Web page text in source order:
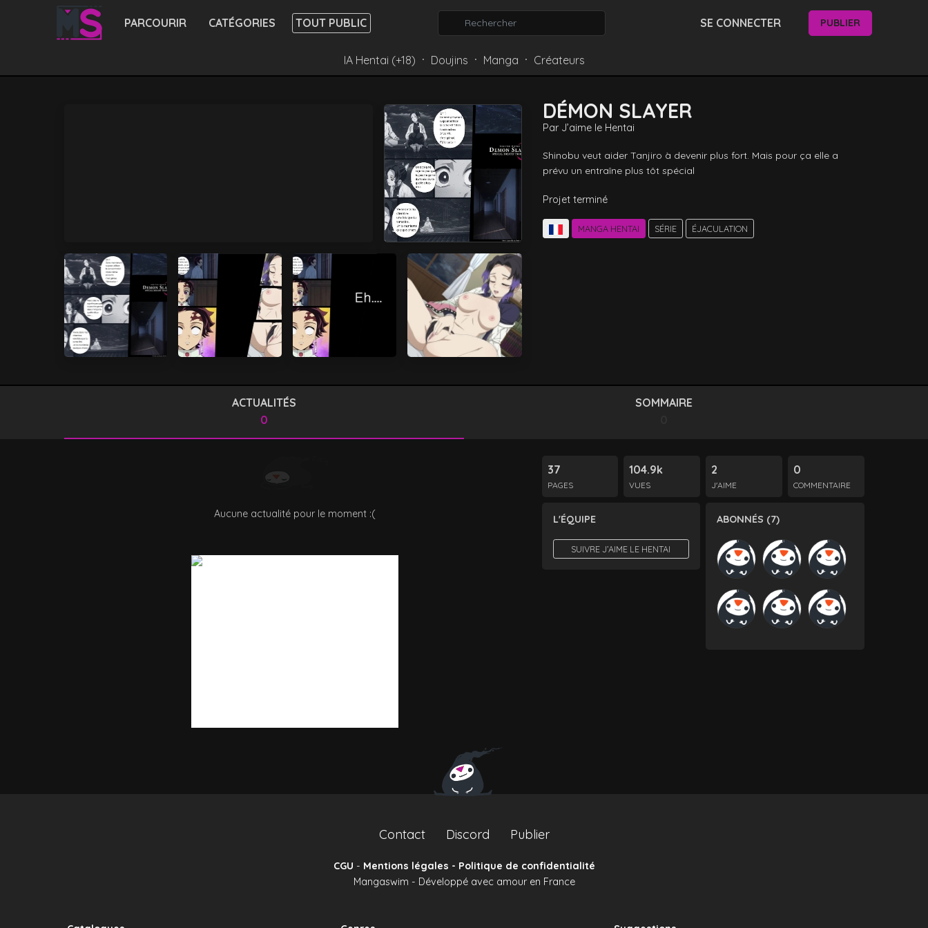
PARCOURIR CATÉGORIES TOUT PUBLIC SE CONNECTER PUBLIER
IA Hentai (+18) ⸱ Doujins ⸱ Manga ⸱ Créateurs
DÉMON SLAYER
Par J’aime le Hentai
Shinobu veut aider Tanjiro à devenir plus fort. Mais pour ça elle a
prévu un entraîne plus tôt spécial
Projet terminé
MANGA HENTAI SÉRIE ÉJACULATION
ACTUALITÉS
0
SOMMAIRE
Aucune actualité pour le moment :(
37
PAGES
104.9k
VUES
2
J'AIME
0
COMMENTAIRE
L'ÉQUIPE
SUIVRE J’AIME LE HENTAI
ABONNÉS (7)
Contact Discord Publier
CGU - Mentions légales - Politique de confidentialité
Mangaswim - Développé avec amour en France